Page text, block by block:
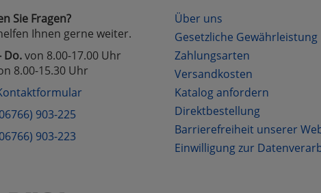
Sie Fragen?
Ihnen gerne weiter.
Do.von 8.00-17.00 Uhr
8.00-15.30 Uhr
903-225
903-223
Über uns
Gesetzliche Gewährleistung
Zahlungsarten
Versandkosten
Katalog anfordern
Direktbestellung
Barrierefreiheit unserer
Einwilligung zur